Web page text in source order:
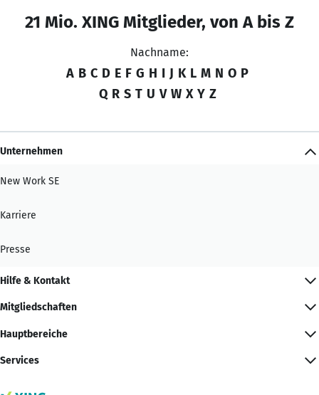
21 Mio. XING Mitglieder, von A bis Z
Nachname:
A B C D E F G H I J K L M N O P
Q R S T U V W X Y Z
Unternehmen
New Work SE
Karriere
Presse
Hilfe & Kontakt
Mitgliedschaften
Hauptbereiche
Services